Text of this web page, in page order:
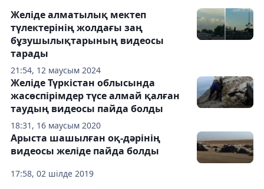
21:54, 12 маусым 2024
Желіде алматылық мектеп
түлектерінің жолдағы заң
бұзушылықтарының видеосы
тарады
18:31, 16 маусым 2020
Желіде Түркістан облысында
жасөспірімдер түсе алмай қалған
таудың видеосы пайда болды
17:58, 02 шілде 2019
Арыста шашылған оқ-дәрінің
видеосы желіде пайда болды